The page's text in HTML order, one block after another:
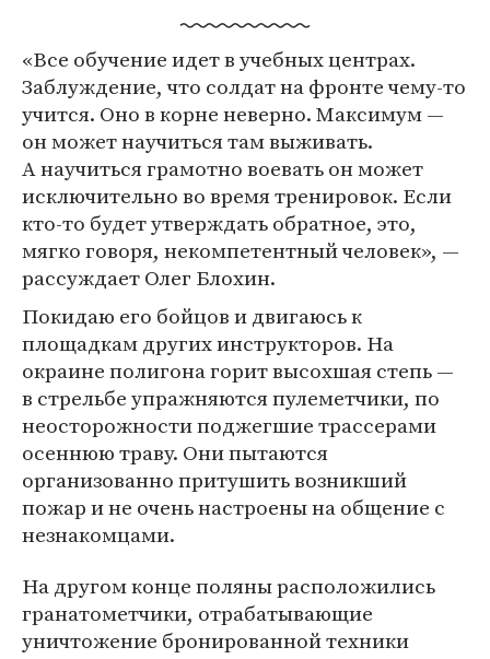
«Все обучение идет в учебных центрах.
Заблуждение, что солдат на фронте чему-то
учится. Оно в корне неверно. Максимум —
он может научиться там выживать.
А научиться грамотно воевать он может
исключительно во время тренировок. Если
кто-то будет утверждать обратное, это,
мягко говоря, некомпетентный человек», —
рассуждает Олег Блохин.
Покидаю его бойцов и двигаюсь к
площадкам других инструкторов. На
окраине полигона горит высохшая степь —
в стрельбе упражняются пулеметчики, по
неосторожности поджегшие трассерами
осеннюю траву. Они пытаются
организованно притушить возникший
пожар и не очень настроены на общение с
незнакомцами.
На другом конце поляны расположились
гранатометчики, отрабатывающие
уничтожение бронированной техники